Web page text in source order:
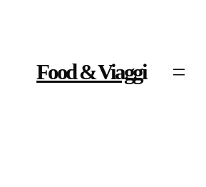
Food & Viaggi